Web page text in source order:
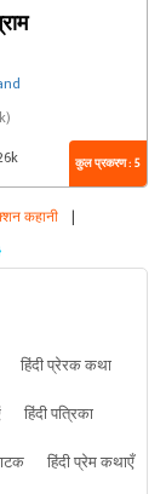
कुल प्रकरण : 5
कहानी |
हिंदी प्रेरक कथा
हिंदी पत्रिका
हिंदी प्रेम कथाएँ